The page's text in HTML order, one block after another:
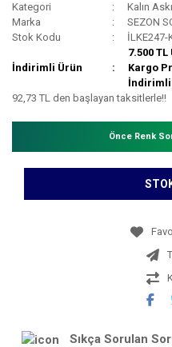
Kategori
Kalın
Marka
SEZON
Stok Kodu
İLKE247-
İndirimli Ürün
7.500
Kargo
İndirimli
92,73 TL den başlayan taksitlerle!!
Önce Renk
Sıkça Sorulan